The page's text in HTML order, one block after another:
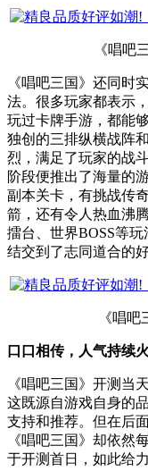
《唱吧
《唱吧三国》还同时
法。很多玩家都表示
玩过卡牌手游，都能
独创的三排纵横战阵
烈，满足了玩家的战
阶段便推出了海量的
副本关卡，有挑战传
箭，还有令人热血沸
擂台、世界BOSS等
结交到了志同道合的
《唱
口口相传，人气持续
《唱吧三国》开测当
这既源自游戏自身的
支持和推荐。但在后
《唱吧三国》却依然
于开测首日，如此给